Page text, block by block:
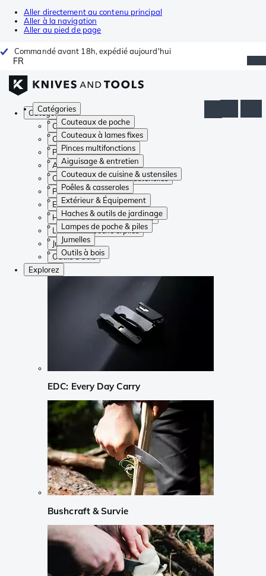
Aller directement au contenu principal
Aller à la navigation
Aller au pied de page
Commandé avant 18h, expédié aujourd'hui
FR
Catégories
Couteaux de poche
Couteaux à lames fixes
Pinces multifonctions
Aiguisage & entretien
Couteaux de cuisine & ustensiles
Poêles & casseroles
Extérieur & Équipement
Haches & outils de jardinage
Lampes de poche & piles
Jumelles
Outils à bois
Catégories
Couteaux de poche
Couteaux à lames fixes
Pinces multifonctions
Aiguisage & entretien
Couteaux de cuisine & ustensiles
Poêles & casseroles
Extérieur & Équipement
Haches & outils de jardinage
Lampes de poche & piles
Jumelles
Outils à bois
Explorez
EDC: Every Day Carry
Bushcraft & Survie